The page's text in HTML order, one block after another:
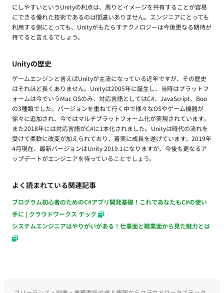
にしやすいというUnityの利点は、周りとイメージを共有することが容易
にできる優れた技術であるのは間違いありません。エンジニアにとっても
利用する側にとっても、Unityがもたらすテクノロジーは今後更なる期待が
持てると言えるでしょう。
Unityの歴史
ゲームエンジンと言えばUnityが主流になっている近年ですが、その歴史
はそれほど長くありません。Unityは2005年に誕生し、当時はプラットフ
ォームは今でいうMac OSのみ、対応言語としてはC#、JavaScript、Boo
の3種類でした。バージョンを重ねて行く中で様々なOSやゲーム機器が
徐々に追加され、今ではマルチプラットフォーム化が実現されています。
また2018年には対応言語がC#に1本化されました。Unityは時代の流れを
受けて柔軟に改変が加えられており、着実に成長を遂げています。2019年
4月現在、最新バージョンはUnity 2019.1になりますが、今後も更なるア
ップデートがエンジニアを待っていることでしょう。
よく読まれている関連記事
プログラム初心者のためのC#アプリ開発基礎！これであなたもC#の使い
手に | クラウドワークス テック
システムエンジニアはやりがいがある！仕事面と職業面から見た魅力とは